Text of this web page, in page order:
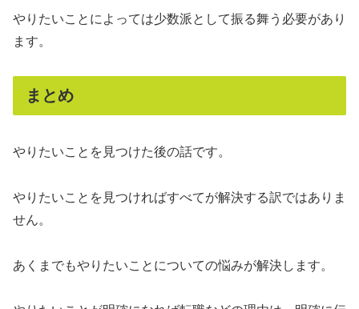
やりたいことによっては少数派として振る舞う必要があり
ます。
まとめ
やりたいことを見つけた後の話です。
やりたいことを見つければすべてが解決する訳ではありま
せん。
あくまでもやりたいことについての悩みが解決します。